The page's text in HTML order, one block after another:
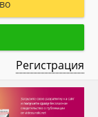
Регистрация